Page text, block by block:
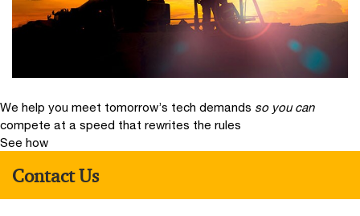
We help you meet tomorrow’s tech demands so you can
compete at a speed that rewrites the rules
See how
Contact Us